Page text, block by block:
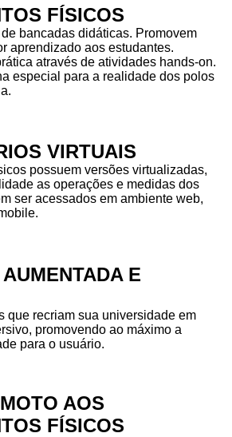
FÍSICOS
bancadas didáticas. Promovem
aprendizado aos estudantes.
através de atividades hands-on.
especial para a realidade dos polos
VIRTUAIS
possuem versões virtualizadas,
as operações e medidas dos
ser acessados em ambiente web,
E
que recriam sua universidade em
promovendo ao máximo a
para o usuário.
AOS
FÍSICOS